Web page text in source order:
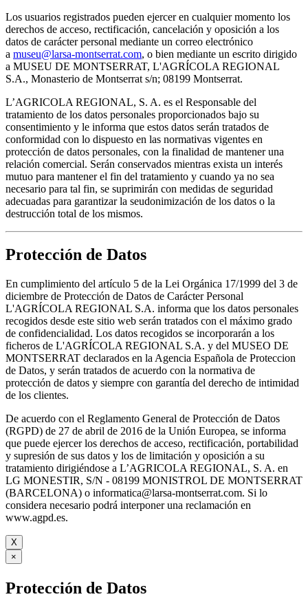
Los usuarios registrados pueden ejercer en cualquier momento los
derechos de acceso, rectificación, cancelación y oposición a los
datos de carácter personal mediante un correo electrónico
a museu@larsa-montserrat.com, o bien mediante un escrito dirigido
a MUSEU DE MONTSERRAT, L'AGRÍCOLA REGIONAL
S.A., Monasterio de Montserrat s/n; 08199 Montserrat.
L’AGRICOLA REGIONAL, S. A. es el Responsable del
tratamiento de los datos personales proporcionados bajo su
consentimiento y le informa que estos datos serán tratados de
conformidad con lo dispuesto en las normativas vigentes en
protección de datos personales, con la finalidad de mantener una
relación comercial. Serán conservados mientras exista un interés
mutuo para mantener el fin del tratamiento y cuando ya no sea
necesario para tal fin, se suprimirán con medidas de seguridad
adecuadas para garantizar la seudonimización de los datos o la
destrucción total de los mismos.
Protección de Datos
En cumplimiento del artículo 5 de la Lei Orgánica 17/1999 del 3 de
diciembre de Protección de Datos de Carácter Personal
L'AGRÍCOLA REGIONAL S.A. informa que los datos personales
recogidos desde este sitio web serán tratados con el máximo grado
de confidencialidad. Los datos recogidos se incorporarán a los
ficheros de L'AGRÍCOLA REGIONAL S.A. y del MUSEO DE
MONTSERRAT declarados en la Agencia Española de Proteccion
de Datos, y serán tratados de acuerdo con la normativa de
protección de datos y siempre con garantía del derecho de intimidad
de los clientes.
De acuerdo con el Reglamento General de Protección de Datos
(RGPD) de 27 de abril de 2016 de la Unión Europea, se informa
que puede ejercer los derechos de acceso, rectificación, portabilidad
y supresión de sus datos y los de limitación y oposición a su
tratamiento dirigiéndose a L’AGRICOLA REGIONAL, S. A. en
LG MONESTIR, S/N - 08199 MONISTROL DE MONTSERRAT
(BARCELONA) o informatica@larsa-montserrat.com. Si lo
considera necesario podrá interponer una reclamación en
www.agpd.es.
X
×
Protección de Datos